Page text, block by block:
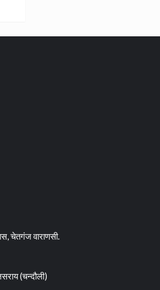
चेतगंज वाराणसी.
(चन्दौली)